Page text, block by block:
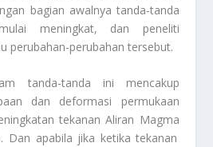
bagian awalnya tanda-tanda
meningkat, dan peneliti
perubahan-perubahan tersebut.
tanda-tanda ini mencakup
dan deformasi permukaan
tekananAliran Magma
Dan apabila jika ketika tekanan